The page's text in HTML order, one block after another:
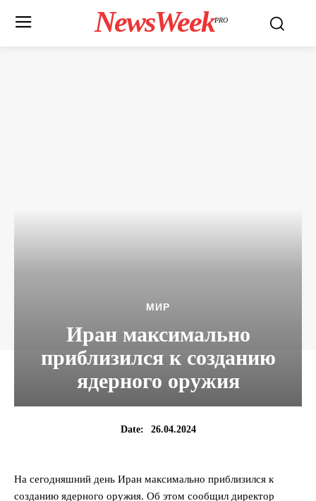
NewsWeekPRO
МИР
Иран максимально
приблизился к созданию
ядерного оружия
Date: 26.04.2024
На сегодняшний день Иран максимально приблизился к
созданию ядерного оружия. Об этом сообщил директор